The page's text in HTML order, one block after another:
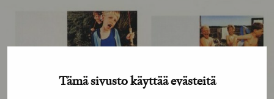
Tämä sivusto käyttää evästeitä